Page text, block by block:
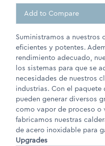
Add to Compare
Suministramos a nuestros
eficientes y potentes.
rendimiento adecuado,
los sistemas para que se
necesidades de nuestros
industrias. Con el
pueden generar diversos
como vapor de proceso o
fabricamos nuestras
de acero inoxidable para
Upgrades